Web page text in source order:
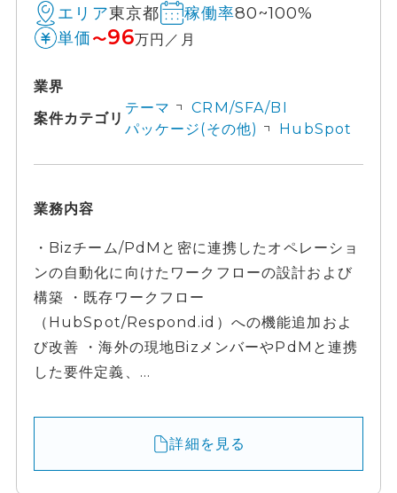
エリア東京都 稼働率80~100%
単価 〜96万円／月
業界
案件カテゴリ
テーマ
CRM/SFA/BI
パッケージ(その他)
HubSpot
業務内容
・Bizチーム/PdMと密に連携したオペレーショ
ンの自動化に向けたワークフローの設計および
構築 ・既存ワークフロー
（HubSpot/Respond.id）への機能追加およ
び改善 ・海外の現地BizメンバーやPdMと連携
した要件定義、...
詳細を見る